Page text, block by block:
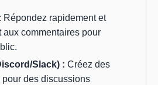
: Répondez rapidement et
aux commentaires pour
Slack) : Créez des
des discussions